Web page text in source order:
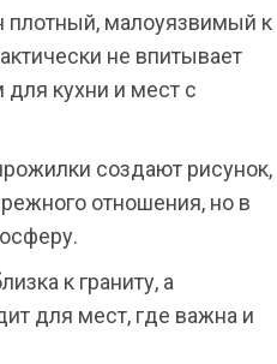
плотный, малоуязвимый к
не впитывает
кухни и мест с
создают рисунок,
отношения, но в
к граниту, а
для мест, где важна и